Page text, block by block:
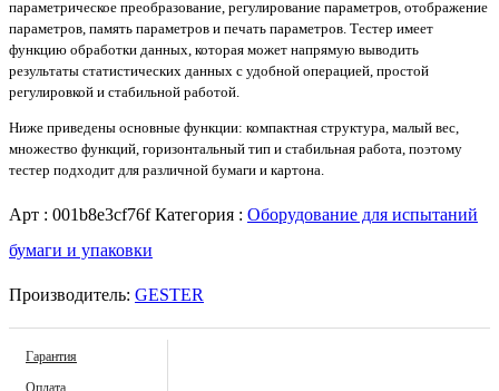
параметрическое преобразование, регулирование параметров, отображение
параметров, память параметров и печать параметров. Тестер имеет
функцию обработки данных, которая может напрямую выводить
результаты статистических данных с удобной операцией, простой
регулировкой и стабильной работой.
Ниже приведены основные функции: компактная структура, малый вес,
множество функций, горизонтальный тип и стабильная работа, поэтому
тестер подходит для различной бумаги и картона.
Арт : 001b8e3cf76fКатегория : Оборудование для испытаний
бумаги и упаковки
Производитель: GESTER
Гарантия